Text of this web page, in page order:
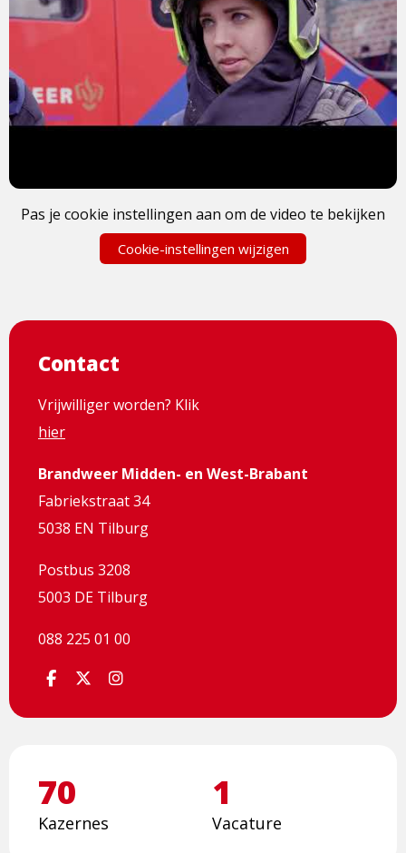
Pas je cookie instellingen aan om de video te bekijken
Cookie-instellingen wijzigen
Contact
Vrijwilliger worden? Klik
hier
Brandweer Midden- en West-Brabant
Fabriekstraat 34
5038 EN Tilburg
Postbus 3208
5003 DE Tilburg
088 225 01 00
Dit
een
Volg
via
Dit
een
Volg
via
Dit
een
Volg
via
70
Kazernes
1
Vacature